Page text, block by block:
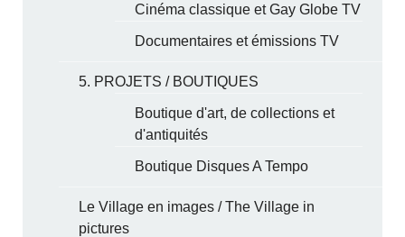
Cinéma classique et Gay Globe TV
Documentaires et émissions TV
5. PROJETS / BOUTIQUES
Boutique d'art, de collections et
d'antiquités
Boutique Disques A Tempo
Le Village en images / The Village in
pictures